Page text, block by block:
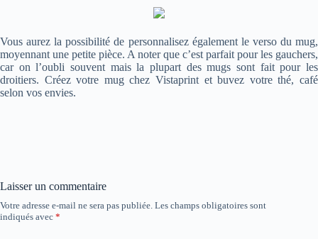
Vous aurez la possibilité de personnalisez également le verso du mug,
moyennant une petite pièce. A noter que c’est parfait pour les gauchers,
car on l’oubli souvent mais la plupart des mugs sont fait pour les
droitiers. Créez votre mug chez Vistaprint et buvez votre thé, café
selon vos envies.
Laisser un commentaire
Votre adresse e-mail ne sera pas publiée. Les champs obligatoires sont
indiqués avec *